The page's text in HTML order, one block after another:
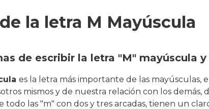
la letra M Mayúscula
de escribir la letra "M" mayúscula
es la letra más importante de las mayúsculas,
mismos y de nuestra relación con los demás,
todo las "m" con dos y tres arcadas, tienen un